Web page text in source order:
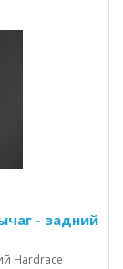
- задний
Hardrace